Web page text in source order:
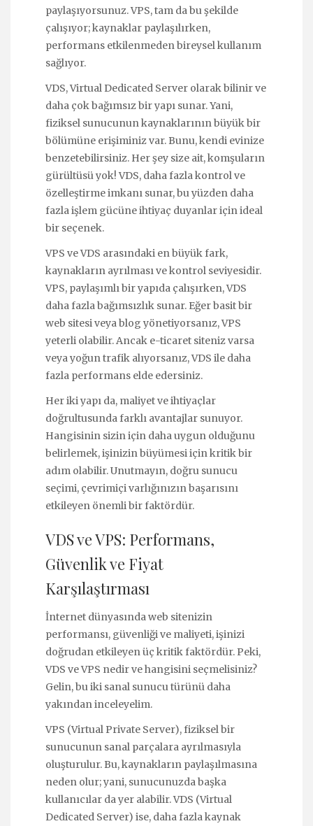
paylaşıyorsunuz. VPS, tam da bu şekilde
çalışıyor; kaynaklar paylaşılırken,
performans etkilenmeden bireysel kullanım
sağlıyor.
VDS, Virtual Dedicated Server olarak bilinir ve
daha çok bağımsız bir yapı sunar. Yani,
fiziksel sunucunun kaynaklarının büyük bir
bölümüne erişiminiz var. Bunu, kendi evinize
benzetebilirsiniz. Her şey size ait, komşuların
gürültüsü yok! VDS, daha fazla kontrol ve
özelleştirme imkanı sunar, bu yüzden daha
fazla işlem gücüne ihtiyaç duyanlar için ideal
bir seçenek.
VPS ve VDS arasındaki en büyük fark,
kaynakların ayrılması ve kontrol seviyesidir.
VPS, paylaşımlı bir yapıda çalışırken, VDS
daha fazla bağımsızlık sunar. Eğer basit bir
web sitesi veya blog yönetiyorsanız, VPS
yeterli olabilir. Ancak e-ticaret siteniz varsa
veya yoğun trafik alıyorsanız, VDS ile daha
fazla performans elde edersiniz.
Her iki yapı da, maliyet ve ihtiyaçlar
doğrultusunda farklı avantajlar sunuyor.
Hangisinin sizin için daha uygun olduğunu
belirlemek, işinizin büyümesi için kritik bir
adım olabilir. Unutmayın, doğru sunucu
seçimi, çevrimiçi varlığınızın başarısını
etkileyen önemli bir faktördür.
VDS ve VPS: Performans,
Güvenlik ve Fiyat
Karşılaştırması
İnternet dünyasında web sitenizin
performansı, güvenliği ve maliyeti, işinizi
doğrudan etkileyen üç kritik faktördür. Peki,
VDS ve VPS nedir ve hangisini seçmelisiniz?
Gelin, bu iki sanal sunucu türünü daha
yakından inceleyelim.
VPS (Virtual Private Server), fiziksel bir
sunucunun sanal parçalara ayrılmasıyla
oluşturulur. Bu, kaynakların paylaşılmasına
neden olur; yani, sunucunuzda başka
kullanıcılar da yer alabilir. VDS (Virtual
Dedicated Server) ise, daha fazla kaynak